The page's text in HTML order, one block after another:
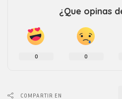
¿Que opinas
0 0
COMPARTIR EN